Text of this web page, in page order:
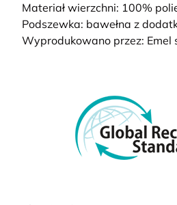
Materiał wierzchni: 100%
Podszewka: bawełna z
Wyprodukowano przez: Emel